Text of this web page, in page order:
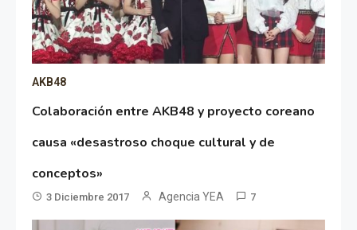
AKB48
Colaboración entre AKB48 y proyecto coreano
causa «desastroso choque cultural y de
conceptos»
3 Diciembre 2017 Agencia YEA 7